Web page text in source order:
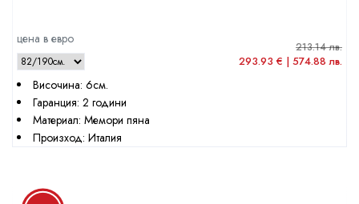
цена в евро
213.14 лв.
293.93 € | 574.88 лв.
Височина: 6см.
Гаранция: 2 години
Материал: Мемори пяна
Произход: Италия